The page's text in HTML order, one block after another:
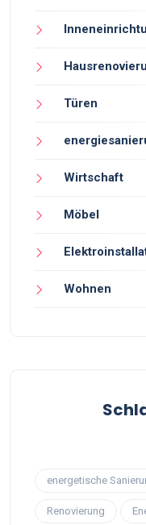
Türen
Wirtschaft
Möbel
Wohnen
energetische
Renovierung